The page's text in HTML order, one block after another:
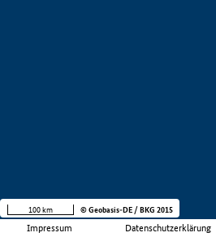
Impressum Datenschutzerklärung
100 km © Geobasis-DE / BKG 2015